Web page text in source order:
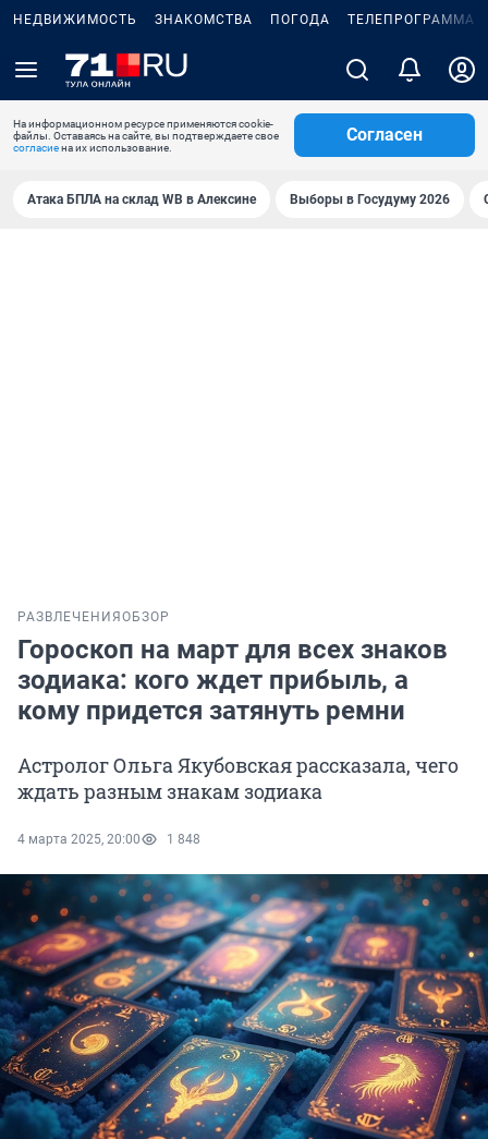
НЕДВИЖИМОСТЬ ЗНАКОМСТВА ПОГОДА ТЕЛЕПРОГРАММА
На информационном ресурсе применяются cookie-
файлы. Оставаясь на сайте, вы подтверждаете свое
согласиена их использование.
Согласен
Атака БПЛА на склад WB в Алексине Выборы в Госудуму 2026
РАЗВЛЕЧЕНИЯ ОБЗОР
Гороскоп на март для всех знаков
зодиака: кого ждет прибыль, а
кому придется затянуть ремни
Астролог Ольга Якубовская рассказала, чего
ждать разным знакам зодиака
4 марта 2025, 20:00 1 848